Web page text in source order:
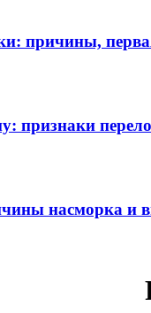
причины,
признаки
насморка и